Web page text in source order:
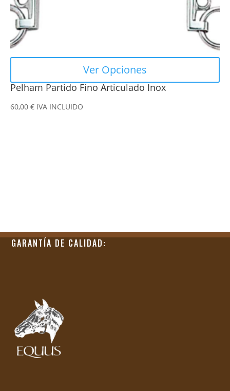
Pelham Partido Fino Articulado Inox
60,00 € IVA INCLUIDO
Ver Opciones
la
página
de
producto
GARANTÍA DE CALIDAD: